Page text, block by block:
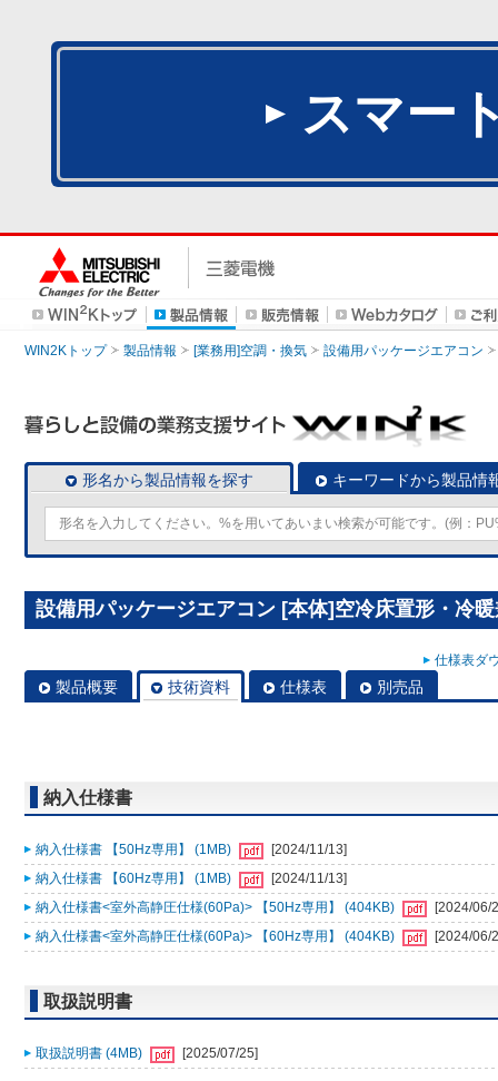
スマー
WIN2Kトップ 製品情報 [業務用]空調・換気 設備用パッケージエアコン
形名から製品情報を探す キーワードから製品情
設備用パッケージエアコン [本体]空冷床置形・冷
仕様表ダ
製品概要 技術資料 仕様表 別売品
納入仕様書
納入仕様書 【50Hz専用】 (1MB)
[2024/11/13]
納入仕様書 【60Hz専用】 (1MB)
[2024/11/13]
納入仕様書<室外高静圧仕様(60Pa)> 【50Hz専用】 (404KB)
[2024/06/
納入仕様書<室外高静圧仕様(60Pa)> 【60Hz専用】 (404KB)
[2024/06/
取扱説明書
取扱説明書 (4MB) [2025/07/25]